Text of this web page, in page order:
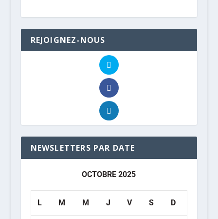
REJOIGNEZ-NOUS
NEWSLETTERS PAR DATE
OCTOBRE 2025
L M M J V S D